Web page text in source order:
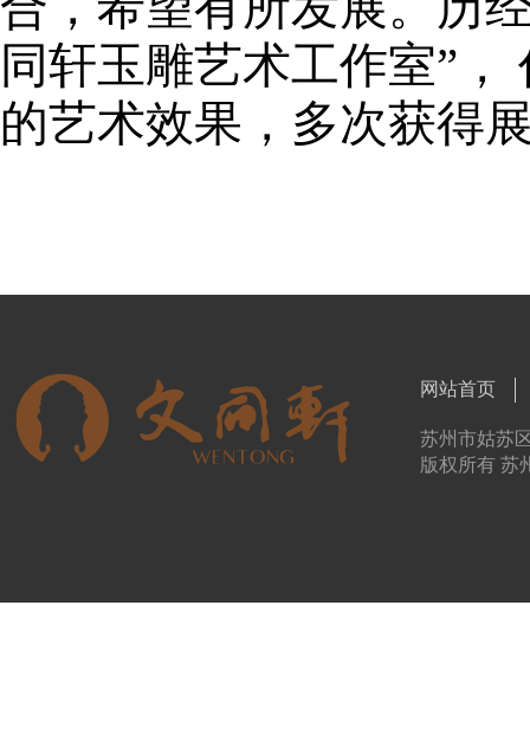
同轩玉雕艺术工作室”
的艺术效果，多次获得
网站首页
苏州市姑苏
版权所有 苏